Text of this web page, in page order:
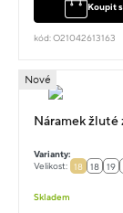
Koupit
kód: O21042613163
Nové
Náramek žluté
Varianty:
Velikost:
18 18 19
Skladem